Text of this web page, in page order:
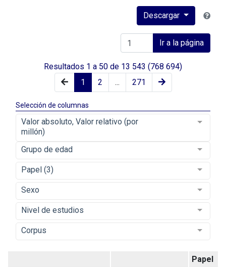
Resultados 1 a 50 de 13 543 (768 694)
1
2 ... 271
Ir a la página
Descargar
Selección de columnas
Valor absoluto, Valor relativo (por
millón)
Grupo de edad
Papel (3)
Sexo
Nivel de estudios
Corpus
Papel